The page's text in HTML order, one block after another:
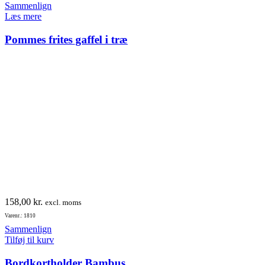
Sammenlign
Læs mere
Pommes frites gaffel i træ
158,00 kr. excl. moms
Varenr.: 1810
Sammenlign
Tilføj til kurv